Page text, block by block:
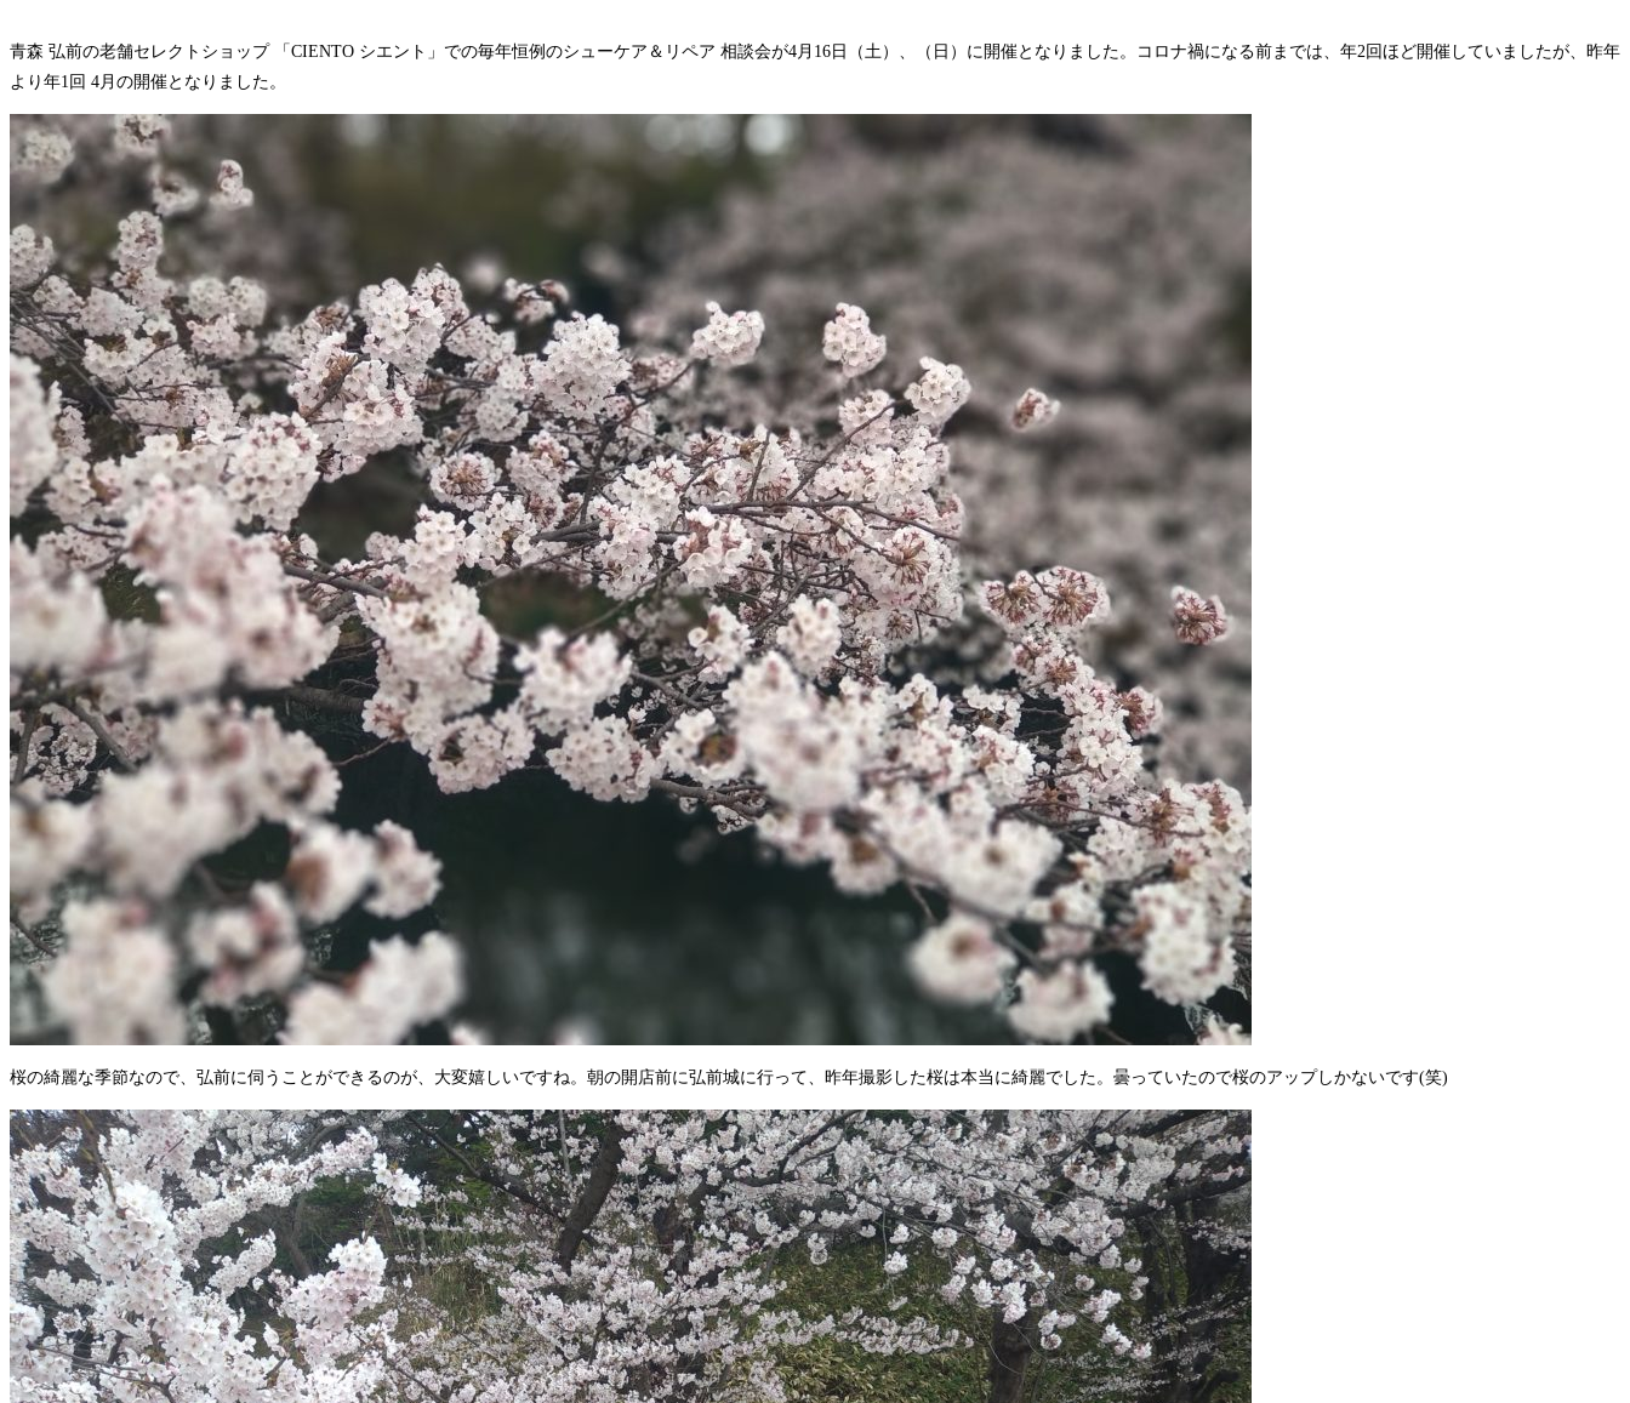
青森 弘前の老舗セレクトショップ 「CIENTO シエント」での毎年恒例のシューケア＆リペア 相談会が4月16日（土）、（日）に開催となりました。コロナ禍になる前までは、年2回ほど開催していましたが、昨年
より年1回 4月の開催となりました。
桜の綺麗な季節なので、弘前に伺うことができるのが、大変嬉しいですね。朝の開店前に弘前城に行って、昨年撮影した桜は本当に綺麗でした。曇っていたので桜のアップしかないです(笑)